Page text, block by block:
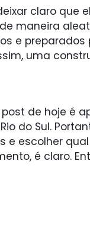
claro que
maneira
e preparados
uma
de hoje é
do Sul.
e escolher
é claro.